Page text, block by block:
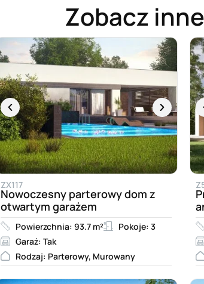
Zobacz
ZX117
Nowoczesny parterowy dom z
otwartym garażem
Powierzchnia: 93.7 m²
Pokoje: 3
Garaż: Tak
Rodzaj: Parterowy, Murowany